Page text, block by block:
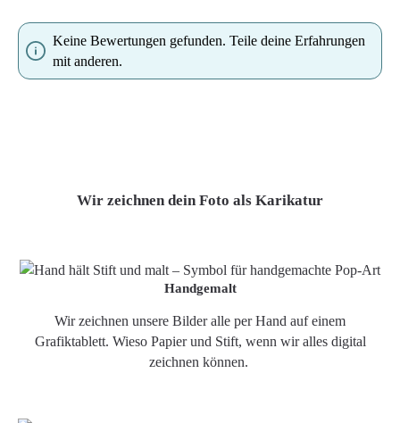
Keine Bewertungen gefunden. Teile deine Erfahrungen
mit anderen.
Wir zeichnen dein Foto als Karikatur
Handgemalt
Wir zeichnen unsere Bilder alle per Hand auf einem
Grafiktablett. Wieso Papier und Stift, wenn wir alles digital
zeichnen können.